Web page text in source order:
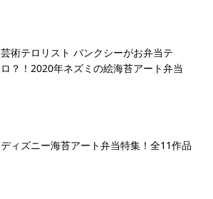
芸術テロリスト バンクシーがお弁当テ
ロ？！2020年ネズミの絵海苔アート弁当
ディズニー海苔アート弁当特集！全11作品